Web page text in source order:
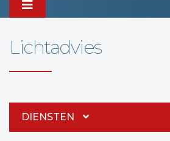
Lichtadvies
DIENSTEN